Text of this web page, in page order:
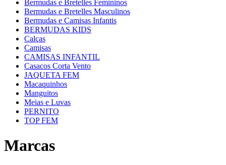
Bermudas e Bretelles Femininos
Bermudas e Bretelles Masculinos
Bermudas e Camisas Infantis
BERMUDAS KIDS
Calças
Camisas
CAMISAS INFANTIL
Casacos Corta Vento
JAQUETA FEM
Macaquinhos
Manguitos
Meias e Luvas
PERNITO
TOP FEM
Marcas